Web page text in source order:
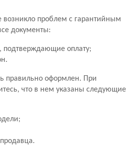
возникло проблем с гарантийным
документы:
подтверждающие оплату;
правильно оформлен. При
что в нем указаны следующие